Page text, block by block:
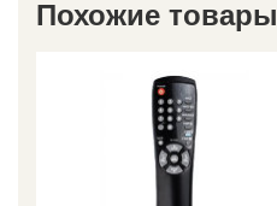
Похожие товары